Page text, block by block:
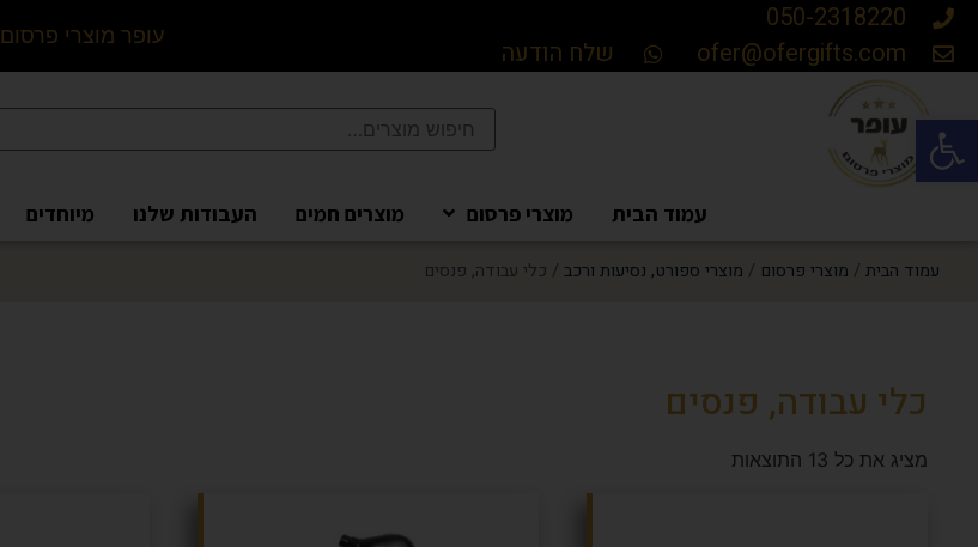
פתח סרגל נגישות
050-2318220
ofer@ofergifts.com
שלח הודעה
פר מו צרי פרסום-מ
עמוד הבית מוצרי פרסום מוצרים חמים העבודות שלנו מיוחדים
עמוד הבית / מוצרי פרסום / מוצרי ספורט, נסיעות ורכב / כלי עבודה, פנסים
כלי עבודה, פנסים
מציג את כל 13 התוצאות